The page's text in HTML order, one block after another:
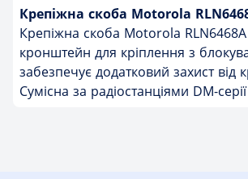
Крепіжна скоба Motorola
Крепіжна скоба Motorola
кронштейн для кріплення з
забезпечує додатковий захист від
Сумісна за радіостанціями DM-серії